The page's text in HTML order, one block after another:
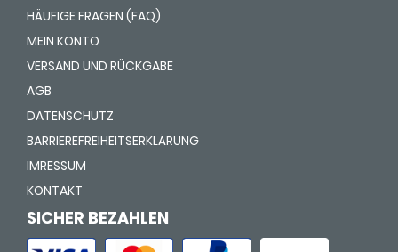
HÄUFIGE FRAGEN (FAQ)
MEIN KONTO
VERSAND UND RÜCKGABE
AGB
DATENSCHUTZ
BARRIEREFREIHEITSERKLÄRUNG
IMRESSUM
KONTAKT
SICHER BEZAHLEN